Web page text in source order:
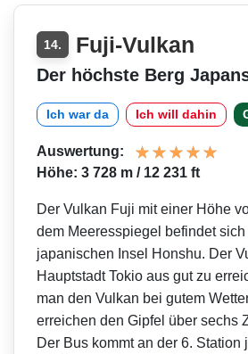
14. Fuji-Vulkan
Der höchste Berg
Ich war da Ich will dahin
Auswertung:
Höhe: 3 728 m / 12 231 ft
Der Vulkan Fuji mit einer Höhe
dem Meeresspiegel befindet
japanischen Insel Honshu. Der
Hauptstadt Tokio aus gut zu
man den Vulkan bei gutem
erreichen den Gipfel über sechs
Der Bus kommt an der 6. Station